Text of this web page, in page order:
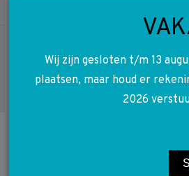
A0003290000
A0003290403
W217 R231 W222
Wij zijn gesloten t/m 13
plaatsen, maar houd er
2026